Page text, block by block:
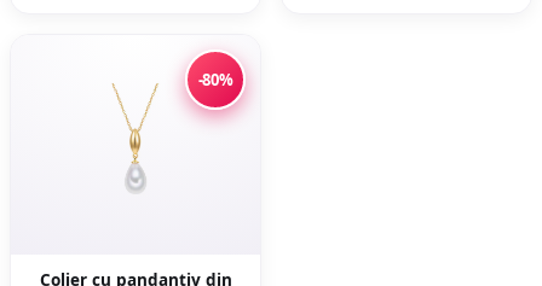
-80%
Colier cu pandantiv din